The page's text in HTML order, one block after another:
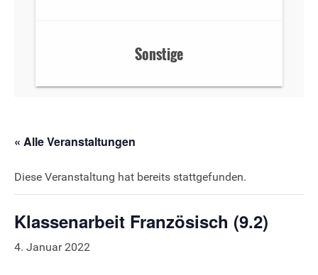
Sonstige
« Alle Veranstaltungen
Diese Veranstaltung hat bereits stattgefunden.
Klassenarbeit Französisch (9.2)
4. Januar 2022